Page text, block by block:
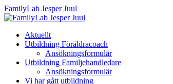
FamilyLab Jesper Juul
Aktuellt
Utbildning Föräldracoach
Ansökningsformulär
Utbildning Familjehandledare
Ansökningsformulär
Vi har gått utbildning